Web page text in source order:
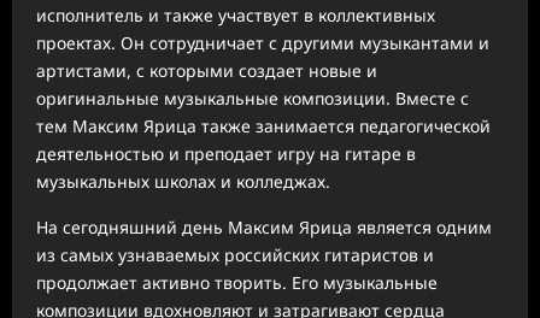
исполнитель и также участвует в коллективных
проектах. Он сотрудничает с другими музыкантами и
артистами, с которыми создает новые и
оригинальные музыкальные композиции. Вместе с
тем Максим Ярица также занимается педагогической
деятельностью и преподает игру на гитаре в
музыкальных школах и колледжах.
На сегодняшний день Максим Ярица является одним
из самых узнаваемых российских гитаристов и
продолжает активно творить. Его музыкальные
композиции вдохновляют и затрагивают сердца